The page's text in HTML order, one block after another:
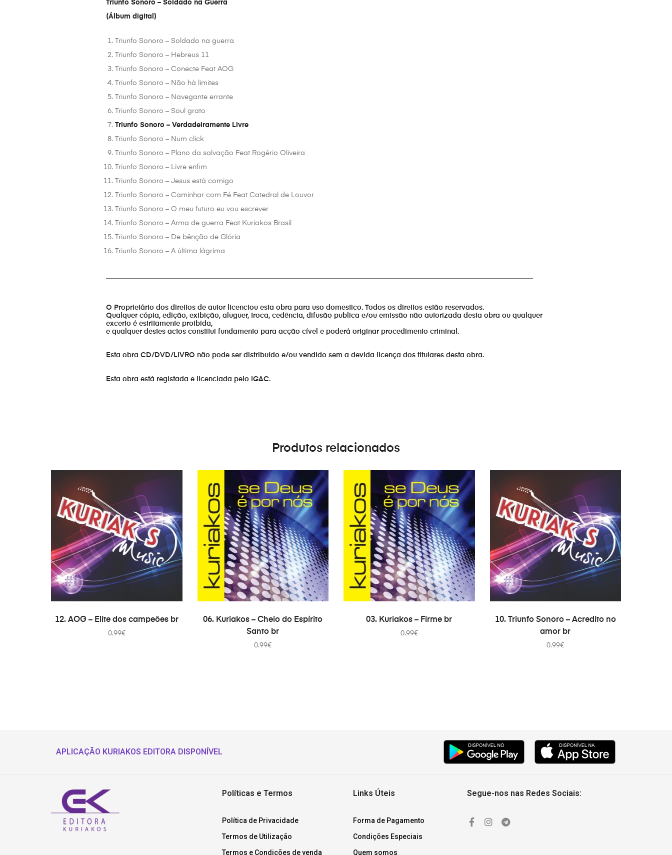
Triunfo Sonoro – Soldado na Guerra
(Álbum digital)
Triunfo Sonoro – Soldado na guerra
Triunfo Sonoro – Hebreus 11
Triunfo Sonoro – Conecte Feat AOG
Triunfo Sonoro – Não há limites
Triunfo Sonoro – Navegante errante
Triunfo Sonoro – Soul grato
Triunfo Sonoro – Verdadeiramente Livre
Triunfo Sonoro – Num click
Triunfo Sonoro – Plano da salvação Feat Rogério Oliveira
Triunfo Sonoro – Livre enfim
Triunfo Sonoro – Jesus está comigo
Triunfo Sonoro – Caminhar com Fé Feat Catedral de Louvor
Triunfo Sonoro – O meu futuro eu vou escrever
Triunfo Sonoro – Arma de guerra Feat Kuriakos Brasil
Triunfo Sonoro – De bênção de Glória
Triunfo Sonoro – A última lágrima
O Proprietário dos direitos de autor licenciou esta obra para uso domestico. Todos os direitos estão reservados.
Qualquer cópia, edição, exibição, aluguer, troca, cedência, difusão publica e/ou emissão não autorizada desta obra ou qualquer
excerto é estritamente proibida,
e qualquer destes actos constitui fundamento para acção cível e poderá originar procedimento criminal.
Esta obra CD/DVD/LIVRO não pode ser distribuído e/ou vendido sem a devida licença dos titulares desta obra.
Esta obra está registada e licenciada pelo IGAC.
Produtos relacionados
COMPRAR
12. AOG – Elite dos campeões br
0.99€
COMPRAR
06. Kuriakos – Cheio do Espírito
Santo br
0.99€
COMPRAR
03. Kuriakos – Firme br
0.99€
COMPRAR
10. Triunfo Sonoro – Acredito no
amor br
0.99€
APLICAÇÃO KURIAKOS EDITORA DISPONÍVEL
Políticas e Termos
Política de Privacidade
Termos de Utilização
Termos e Condições de venda
Links Úteis
Forma de Pagamento
Condições Especiais
Quem somos
Segue-nos nas Redes Sociais: